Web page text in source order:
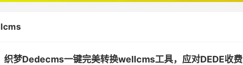
织梦Dedecms一键完美转换wellcms工具，应对DEDE收费